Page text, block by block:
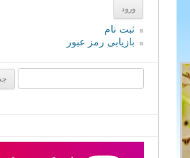
ثبت نام
بازیابی رمز عبور